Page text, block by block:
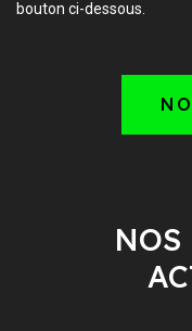
bouton ci-dessous.